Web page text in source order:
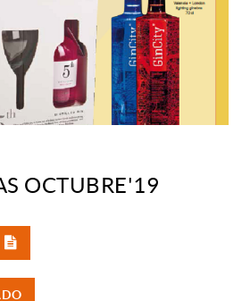
OCTUBRE'19